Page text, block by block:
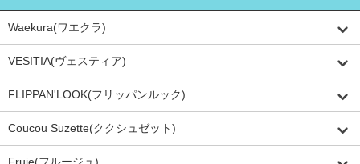
Waekura(ワエクラ)
VESITIA(ヴェスティア)
FLIPPAN'LOOK(フリッパンルック)
Coucou Suzette(ククシュゼット)